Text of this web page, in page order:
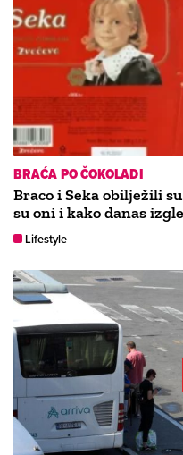
BRAĆA PO ČOKOLADI
Braco i Seka obilježili
su oni i kako danas
Lifestyle